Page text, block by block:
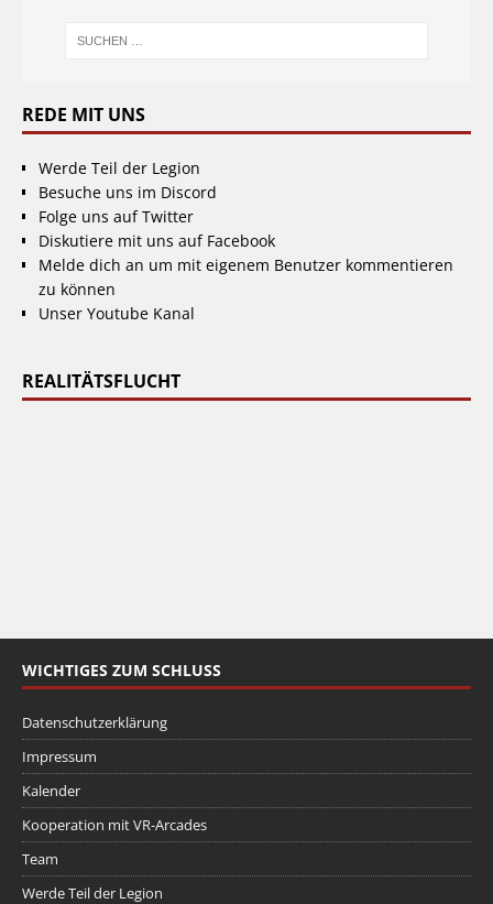
REDE MIT UNS
Werde Teil der Legion
Besuche uns im Discord
Folge uns auf Twitter
Diskutiere mit uns auf Facebook
Melde dich an um mit eigenem Benutzer kommentieren
zu können
Unser Youtube Kanal
REALITÄTSFLUCHT
WICHTIGES ZUM SCHLUSS
Datenschutzerklärung
Impressum
Kalender
Kooperation mit VR-Arcades
Team
Werde Teil der Legion